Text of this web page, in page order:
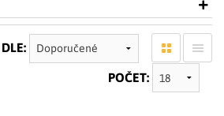
POČET: